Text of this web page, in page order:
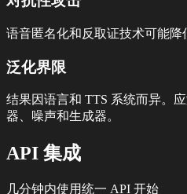
语音匿名化和反取证技术可能降
泛化界限
结果因语言和 TTS 系统而异。
器、噪声和生成器。
API 集成
几分钟内使用统一 API 开始